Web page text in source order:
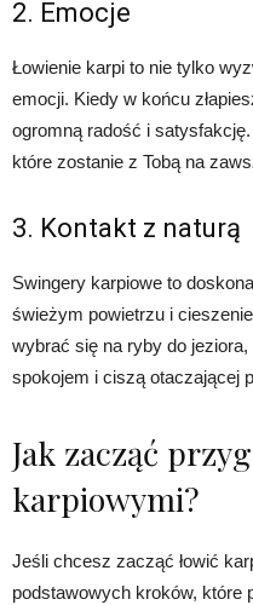
2. Emocje
Łowienie karpi to nie tylko
emocji. Kiedy w końcu
ogromną radość i
które zostanie z Tobą na
3. Kontakt z naturą
Swingery karpiowe to
świeżym powietrzu i
wybrać się na ryby do
spokojem i ciszą otaczającej
Jak zacząć
karpiowymi?
Jeśli chcesz zacząć łowić
podstawowych kroków, które